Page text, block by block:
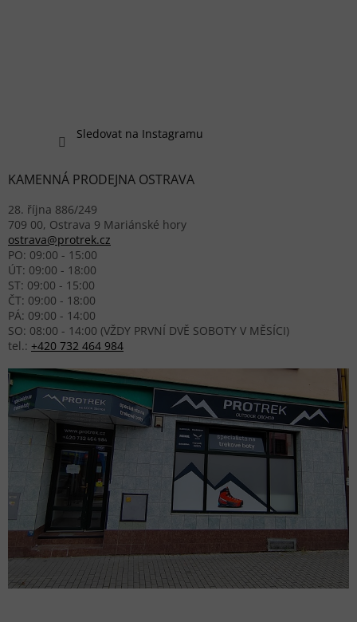
Sledovat na Instagramu
KAMENNÁ PRODEJNA OSTRAVA
28. října 886/249
709 00, Ostrava 9 Mariánské hory
ostrava@protrek.cz
PO: 09:00 - 15:00
ÚT: 09:00 - 18:00
ST: 09:00 - 15:00
ČT: 09:00 - 18:00
PÁ: 09:00 - 14:00
SO: 08:00 - 14:00 (VŽDY PRVNÍ DVĚ SOBOTY V MĚSÍCI)
tel.: +420 732 464 984